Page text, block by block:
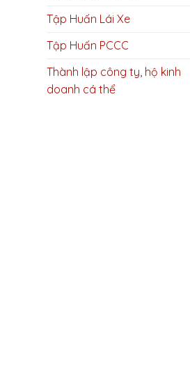
Tập Huấn Lái Xe
Tập Huấn PCCC
Thành lập công ty, hộ kinh
doanh cá thể